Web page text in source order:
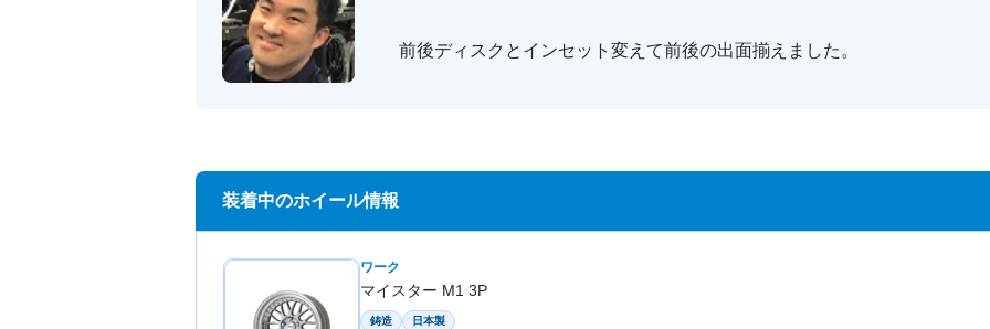
前後ディスクとインセット変えて前後の出面揃えました。
装着中のホイール情報
ワーク
マイスター M1 3P
鋳造 日本製